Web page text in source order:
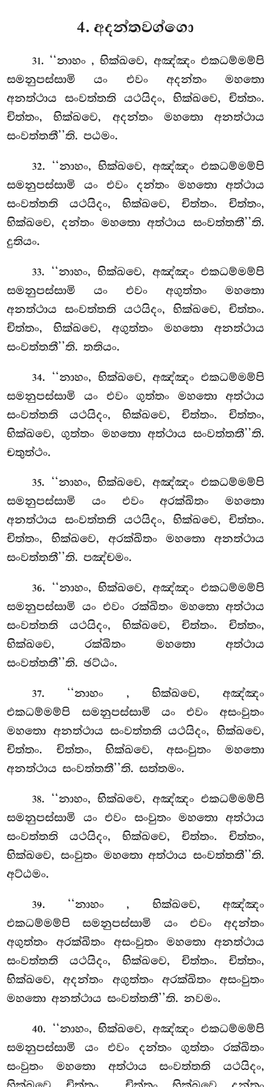
4. අදන්තවග්ගො
31. ‘‘නාහං, භික්ඛවෙ, අඤ්ඤං එකධම්මම්පි
සමනුපස්සාමි යං එවං අදන්තං මහතො
අනත්ථාය සංවත්තති යථයිදං, භික්ඛවෙ, චිත්තං.
චිත්තං, භික්ඛවෙ, අදන්තං මහතො අනත්ථාය
සංවත්තතී’’ති. පඨමං.
32. ‘‘නාහං, භික්ඛවෙ, අඤ්ඤං එකධම්මම්පි
සමනුපස්සාමි යං එවං දන්තං මහතො අත්ථාය
සංවත්තති යථයිදං, භික්ඛවෙ, චිත්තං. චිත්තං,
භික්ඛවෙ, දන්තං මහතො අත්ථාය සංවත්තතී’’ති.
දුතියං.
33. ‘‘නාහං, භික්ඛවෙ, අඤ්ඤං එකධම්මම්පි
සමනුපස්සාමියං එවං අගුත්තං මහතො
අනත්ථාය සංවත්තති යථයිදං, භික්ඛවෙ, චිත්තං.
චිත්තං, භික්ඛවෙ, අගුත්තං මහතො අනත්ථාය
සංවත්තතී’’ති. තතියං.
34. ‘‘නාහං, භික්ඛවෙ, අඤ්ඤං එකධම්මම්පි
සමනුපස්සාමි යං එවං ගුත්තංමහතො අත්ථාය
සංවත්තති යථයිදං, භික්ඛවෙ, චිත්තං. චිත්තං,
භික්ඛවෙ, ගුත්තං මහතො අත්ථාය සංවත්තතී’’ති.
චතුත්ථං.
35. ‘‘නාහං, භික්ඛවෙ, අඤ්ඤං එකධම්මම්පි
සමනුපස්සාමි යං එවං අරක්ඛිතං මහතො
අනත්ථාය සංවත්තති යථයිදං, භික්ඛවෙ, චිත්තං.
චිත්තං, භික්ඛවෙ, අරක්ඛිතං මහතො අනත්ථාය
සංවත්තතී’’ති. පඤ්චමං.
36. ‘‘නාහං, භික්ඛවෙ, අඤ්ඤං එකධම්මම්පි
සමනුපස්සාමි යං එවං රක්ඛිතං මහතො අත්ථාය
සංවත්තති යථයිදං, භික්ඛවෙ, චිත්තං. චිත්තං,
භික්ඛවෙ, රක්ඛිතං මහතො අත්ථාය
සංවත්තතී’’ති. ඡට්ඨං.
37. ‘‘නාහං , භික්ඛවෙ, අඤ්ඤං
එකධම්මම්පි සමනුපස්සාමි යං එවං අසංවුතං
මහතො අනත්ථාය සංවත්තති යථයිදං, භික්ඛවෙ,
චිත්තං. චිත්තං, භික්ඛවෙ, අසංවුතං මහතො
අනත්ථාය සංවත්තතී’’ති. සත්තමං.
38. ‘‘නාහං, භික්ඛවෙ, අඤ්ඤං එකධම්මම්පි
සමනුපස්සාමි යං එවං සංවුතං මහතො අත්ථාය
සංවත්තති යථයිදං, භික්ඛවෙ, චිත්තං. චිත්තං,
භික්ඛවෙ, සංවුතං මහතො අත්ථාය සංවත්තතී’’ති.
අට්ඨමං.
39. ‘‘නාහං, භික්ඛවෙ, අඤ්ඤං
එකධම්මම්පි සමනුපස්සාමි යං එවං අදන්තං
අගුත්තං අරක්ඛිතං අසංවුතං මහතො අනත්ථාය
සංවත්තති යථයිදං, භික්ඛවෙ, චිත්තං. චිත්තං,
භික්ඛවෙ, අදන්තං අගුත්තං අරක්ඛිතං අසංවුතං
මහතො අනත්ථාය සංවත්තතී’’ති. නවමං.
40. ‘‘නාහං, භික්ඛවෙ, අඤ්ඤං එකධම්මම්පි
සමනුපස්සාමි යං එවං දන්තං ගුත්තං රක්ඛිතං
සංවුතං මහතො අත්ථාය සංවත්තති යථයිදං,